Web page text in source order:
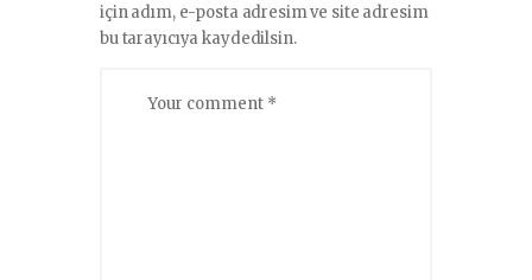
için adım, e-posta adresim ve site adresim
bu tarayıcıya kaydedilsin.